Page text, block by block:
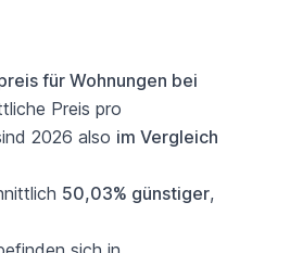
für Wohnungen bei
Preis pro
2026 also im Vergleich
50,03% günstiger,